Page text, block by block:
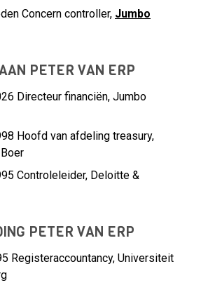
Concern controller, Jumbo
PETER VAN ERP
Directeur financiën, Jumbo
Hoofd van afdeling treasury,
Controleleider, Deloitte &
PETER VAN ERP
Registeraccountancy, Universiteit